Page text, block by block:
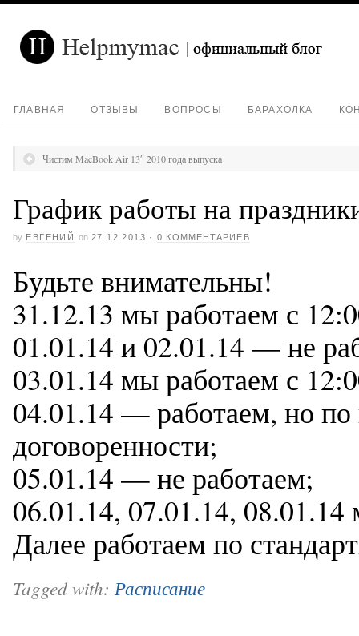
ГЛАВНАЯ ОТЗЫВЫ ВОПРОСЫ БАРАХОЛКА
Чистим MacBook Air 13″ 2010 года выпуска
График работы на
by ЕВГЕНИЙ on 27.12.2013 ·0 КОММЕНТАРИЕВ
Будьте внимательны!
31.12.13 мы работаем с
01.01.14 и 02.01.14 — не
03.01.14 мы работаем с
04.01.14 — работаем, но по
договоренности;
05.01.14 — не работаем;
06.01.14, 07.01.14,
Далее работаем по
Tagged with: Расписание